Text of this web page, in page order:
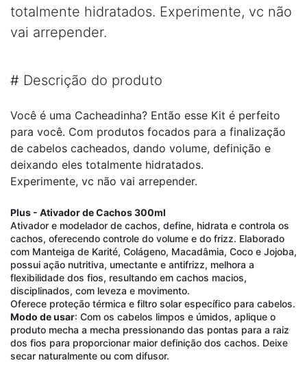
totalmente hidratados. Experimente, vc não
vai arrepender.
# Descrição do produto
Você é uma Cacheadinha? Então esse Kit é perfeito
para você. Com produtos focados para a finalização
de cabelos cacheados, dando volume, definição e
deixando eles totalmente hidratados.
Experimente, vc não vai arrepender.
Plus - Ativador de Cachos 300ml
Ativador e modelador de cachos, define, hidrata e controla os
cachos, oferecendo controle do volume e do frizz. Elaborado
com Manteiga de Karité, Colágeno, Macadâmia, Coco e Jojoba,
possui ação nutritiva, umectante e antifrizz, melhora a
flexibilidade dos fios, resultando em cachos macios,
disciplinados, com leveza e movimento.
Oferece proteção térmica e filtro solar específico para cabelos.
Modo de usar: Com os cabelos limpos e úmidos, aplique o
produto mecha a mecha pressionando das pontas para a raiz
dos fios para proporcionar maior definição dos cachos. Deixe
secar naturalmente ou com difusor.